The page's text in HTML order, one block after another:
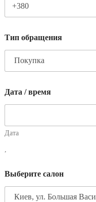
Тип обращения
Дата / время
Дата
Выберите салон